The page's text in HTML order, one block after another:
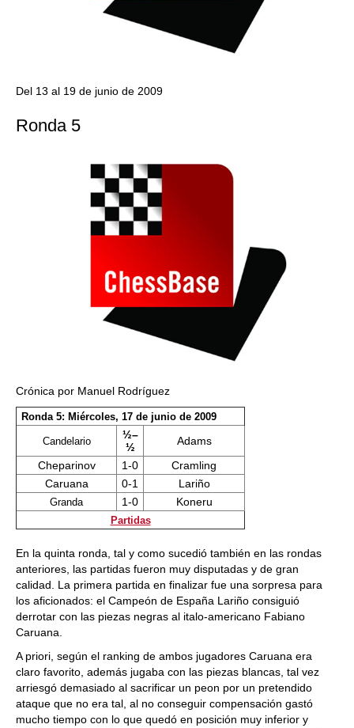
Del 13 al 19 de junio de 2009
Ronda 5
Crónica por Manuel Rodríguez
Ronda 5: Miércoles, 17 de junio de 2009
Candelario
½–
½
Adams
Cheparinov
1-0
Cramling
Caruana
0-1 Lariño
Granda 1-0 Koneru
Partidas
En la quinta ronda, tal y como sucedió también en las rondas
anteriores, las partidas fueron muy disputadas y de gran
calidad. La primera partida en finalizar fue una sorpresa para
los aficionados: el Campeón de España Lariño consiguió
derrotar con las piezas negras al italo-americano Fabiano
Caruana.
A priori, según el ranking de ambos jugadores Caruana era
claro favorito, además jugaba con las piezas blancas, tal vez
arriesgó demasiado al sacrificar un peon por un pretendido
ataque que no era tal, al no conseguir compensación gastó
mucho tiempo con lo que quedó en posición muy inferior y